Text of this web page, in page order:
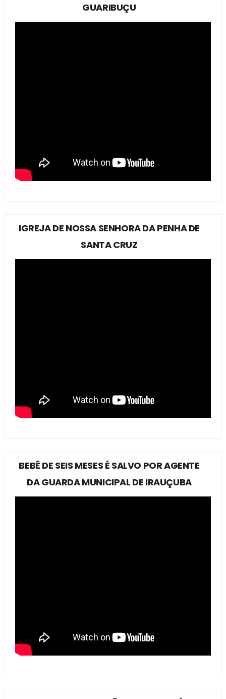
GUARIBUÇU
IGREJA DE NOSSA SENHORA DA PENHA DE
SANTA CRUZ
BEBÊ DE SEIS MESES É SALVO POR AGENTE
DA GUARDA MUNICIPAL DE IRAUÇUBA